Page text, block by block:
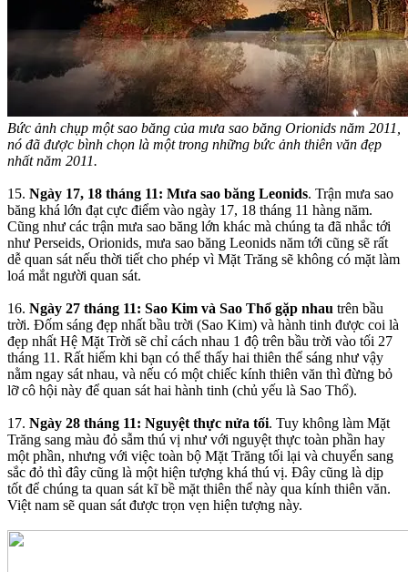
Bức ảnh chụp một sao băng của mưa sao băng Orionids năm 2011,
nó đã được bình chọn là một trong những bức ảnh thiên văn đẹp
nhất năm 2011.
15. Ngày 17, 18 tháng 11: Mưa sao băng Leonids. Trận mưa sao
băng khá lớn đạt cực điểm vào ngày 17, 18 tháng 11 hàng năm.
Cũng như các trận mưa sao băng lớn khác mà chúng ta đã nhắc tới
như Perseids, Orionids, mưa sao băng Leonids năm tới cũng sẽ rất
dễ quan sát nếu thời tiết cho phép vì Mặt Trăng sẽ không có mặt làm
loá mắt người quan sát.
16. Ngày 27 tháng 11: Sao Kim và Sao Thổ gặp nhau trên bầu
trời. Đốm sáng đẹp nhất bầu trời (Sao Kim) và hành tinh được coi là
đẹp nhất Hệ Mặt Trời sẽ chỉ cách nhau 1 độ trên bầu trời vào tối 27
tháng 11. Rất hiếm khi bạn có thể thấy hai thiên thể sáng như vậy
nằm ngay sát nhau, và nếu có một chiếc kính thiên văn thì đừng bỏ
lỡ cô hội này để quan sát hai hành tinh (chủ yếu là Sao Thổ).
17. Ngày 28 tháng 11: Nguyệt thực nửa tối. Tuy không làm Mặt
Trăng sang màu đỏ sẫm thú vị như với nguyệt thực toàn phần hay
một phần, nhưng với việc toàn bộ Mặt Trăng tối lại và chuyển sang
sắc đỏ thì đây cũng là một hiện tượng khá thú vị. Đây cũng là dịp
tốt để chúng ta quan sát kĩ bề mặt thiên thể này qua kính thiên văn.
Việt nam sẽ quan sát được trọn vẹn hiện tượng này.